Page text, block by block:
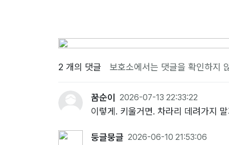
2 개의 댓글 보호소에서는 댓글을 확인하지
꿈순이 2026-07-13 22:33:22
이렇게. 키울거면. 차라리 데려가지 말
둥글뭉글 2026-06-10 21:53:06